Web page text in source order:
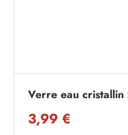
Verre eau
3,99 €